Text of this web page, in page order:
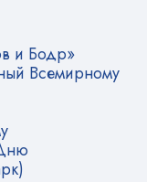
и Бодр»
Всемирному